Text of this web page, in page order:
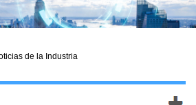
de la Industria